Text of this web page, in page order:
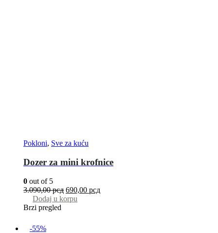
Pokloni, Sve za kuću
Dozer za mini krofnice
0 out of 5
3.090,00рсд 690,00 рсд
Dodaj u korpu
Brzi pregled
-55%